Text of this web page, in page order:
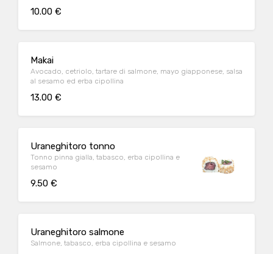
10.00 €
Makai
Avocado, cetriolo, tartare di salmone, mayo giapponese, salsa
al sesamo ed erba cipollina
13.00 €
Uraneghitoro tonno
Tonno pinna gialla, tabasco, erba cipollina e
sesamo
9.50 €
Uraneghitoro salmone
Salmone, tabasco, erba cipollina e sesamo